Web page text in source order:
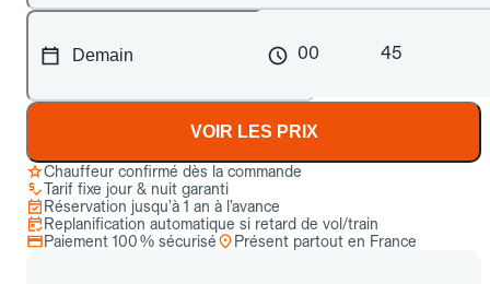
00 45
VOIR LES PRIX
Chauffeur confirmé dès la commande
Tarif fixe jour & nuit garanti
Réservation jusqu’à 1 an à l’avance
Replanification automatique si retard de vol/train
Paiement 100 % sécurisé
Présent partout en France